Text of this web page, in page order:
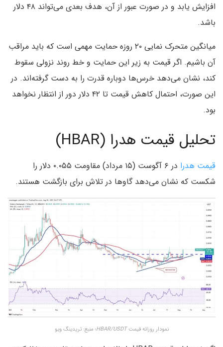
افزایش یابد و در صورت عبور از آن، هدف بعدی می‌تواند ۴۸ دلار
باشد.
میانگین متحرک نمایی ۲۰ روزه حمایت مهمی است که باید مراقب
آن باشیم. اگر قیمت به زیر این حمایت و خط روند نزولی سقوط
کند، نشان می‌دهد خرس‌ها دوباره قدرت را به دست گرفته‌اند. در
این صورت، احتمال کاهش قیمت تا ۴۲ دلار دور از انتظار نخواهد
بود.
تحلیل قیمت هدرا (HBAR)
قیمت هدرا
در ۶ آگوست (۱۵ مرداد) مقاومت ۰.۰۵۵ دلار را
شکست که نشان می‌دهد گاوها در تلاش برای بازگشت هستند.
نمودار روزانه قیمتHBAR/USDT؛ منبع: تریدینگ ویو